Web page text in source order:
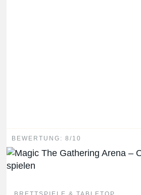
BEWERTUNG: 8/10